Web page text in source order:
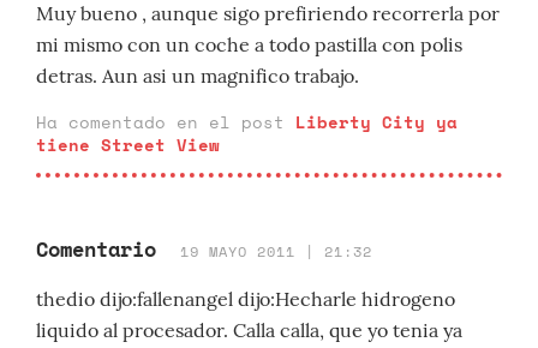
Muy bueno , aunque sigo prefiriendo recorrerla por
mi mismo con un coche a todo pastilla con polis
detras. Aun asi un magnifico trabajo.
Ha comentado en el post Liberty City ya
tiene Street View
Comentario 19 MAYO 2011 | 21:32
thedio dijo:fallenangel dijo:Hecharle hidrogeno
liquido al procesador. Calla calla, que yo tenia ya